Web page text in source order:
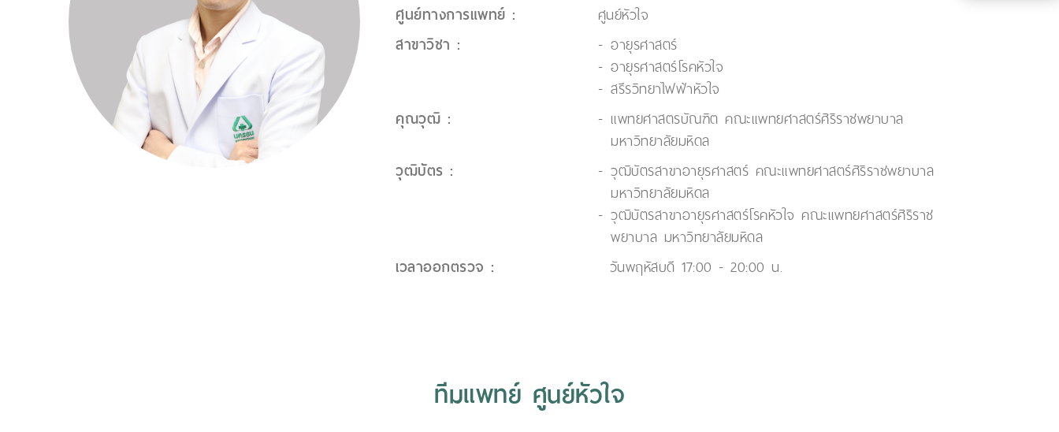
ศูนย์ทางการแพทย์ : ศูนย์หัวใจ
สาขาวิชา :
อายุรศาสตร์
อายุรศาสตร์โรคหัวใจ
สรีรวิทยาไฟฟ้าหัวใจ
คุณวุฒิ :
แพทยศาสตรบัณฑิต คณะแพทยศาสตร์ศิริราชพยาบาล
มหาวิทยาลัยมหิดล
วุฒิบัตร :
วุฒิบัตรสาขาอายุรศาสตร์ คณะแพทยศาสตร์ศิริราชพยาบาล
มหาวิทยาลัยมหิดล
วุฒิบัตรสาขาอายุรศาสตร์โรคหัวใจ คณะแพทยศาสตร์ศิริราช
พยาบาล มหาวิทยาลัยมหิดล
เวลาออกตรวจ : วันพฤหัสบดี 17:00 - 20:00 น.
ทีมแพทย์ ศูนย์หัวใจ